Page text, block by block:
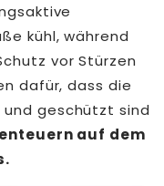
kühl, während
vor Stürzen
dafür, dass die
und geschützt sind
auf dem